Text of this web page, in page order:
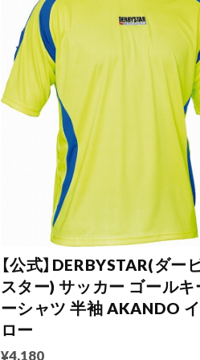
【公式】DERBYSTAR(ダー
スター) サッカー ゴールキ
ーシャツ 半袖 AKANDO
ロー
¥4,180